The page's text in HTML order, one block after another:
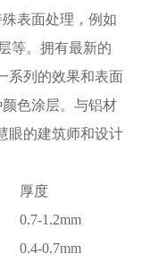
表面处理，例如
等。拥有最新的
系列的效果和表面
色涂层。与铝材
眼的建筑师和设计
厚度
0.7-1.2mm
0.4-0.7mm